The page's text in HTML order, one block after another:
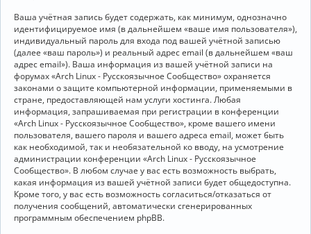
Ваша учётная запись будет содержать, как минимум, однозначно
идентифицируемое имя (в дальнейшем «ваше имя пользователя»),
индивидуальный пароль для входа под вашей учётной записью
(далее «ваш пароль») и реальный адрес email (в дальнейшем «ваш
адрес email»). Ваша информация из вашей учётной записи на
форумах «Arch Linux - Русскоязычное Сообщество» охраняется
законами о защите компьютерной информации, применяемыми в
стране, предоставляющей нам услуги хостинга. Любая
информация, запрашиваемая при регистрации в конференции
«Arch Linux - Русскоязычное Сообщество», кроме вашего имени
пользователя, вашего пароля и вашего адреса email, может быть
как необходимой, так и необязательной ко вводу, на усмотрение
администрации конференции «Arch Linux - Русскоязычное
Сообщество». В любом случае у вас есть возможность выбрать,
какая информация из вашей учётной записи будет общедоступна.
Кроме того, у вас есть возможность согласиться/отказаться от
получения сообщений, автоматически сгенерированных
программным обеспечением phpBB.